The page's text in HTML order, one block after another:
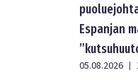
Espanjan
05.08.2026 |